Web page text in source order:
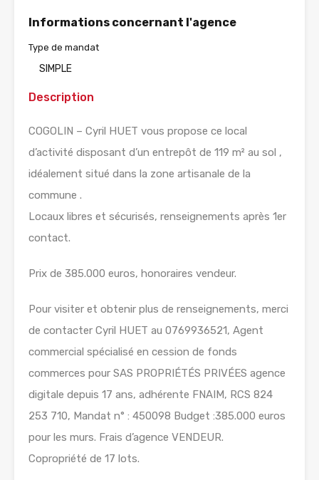
Informations concernant l'agence
Type de mandat
SIMPLE
Description
COGOLIN – Cyril HUET vous propose ce local
d’activité disposant d’un entrepôt de 119 m² au sol ,
idéalement situé dans la zone artisanale de la
commune .
Locaux libres et sécurisés, renseignements après 1er
contact.
Prix de 385.000 euros, honoraires vendeur.
Pour visiter et obtenir plus de renseignements, merci
de contacter Cyril HUET au 0769936521, Agent
commercial spécialisé en cession de fonds
commerces pour SAS PROPRIÉTÉS PRIVÉES agence
digitale depuis 17 ans, adhérente FNAIM, RCS 824
253 710, Mandat n° : 450098 Budget :385.000 euros
pour les murs. Frais d’agence VENDEUR.
Copropriété de 17 lots.